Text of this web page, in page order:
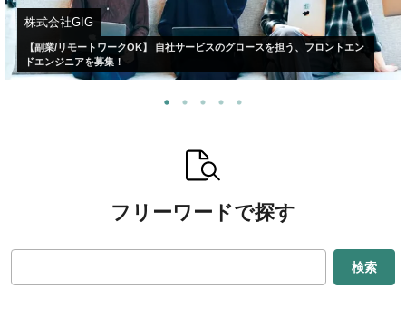
株式会社GIG
【副業/リモートワークOK】 自社サービスのグロースを担う、フロントエン
ドエンジニアを募集！
フリーワードで探す
検索